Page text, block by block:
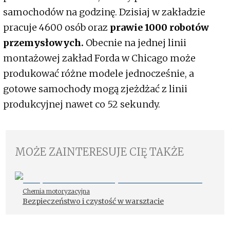
samochodów na godzinę. Dzisiaj w zakładzie
pracuje 4600 osób oraz prawie 1000 robotów
przemysłowych. Obecnie na jednej linii
montażowej zakład Forda w Chicago może
produkować różne modele jednocześnie, a
gotowe samochody mogą zjeżdżać z linii
produkcyjnej nawet co 52 sekundy.
MOŻE ZAINTERESUJE CIĘ TAKŻE
Chemia motoryzacyjna
Bezpieczeństwo i czystość w warsztacie